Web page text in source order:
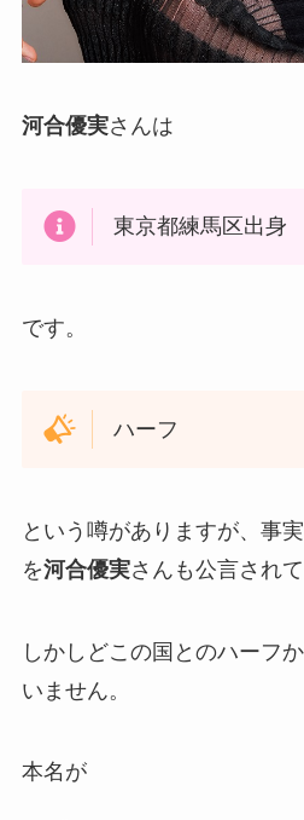
河合優実さんは
東京都練馬区出身
です。
ハーフ
という噂がありますが、事
を河合優実さんも公言されて
しかしどこの国とのハーフ
いません。
本名が